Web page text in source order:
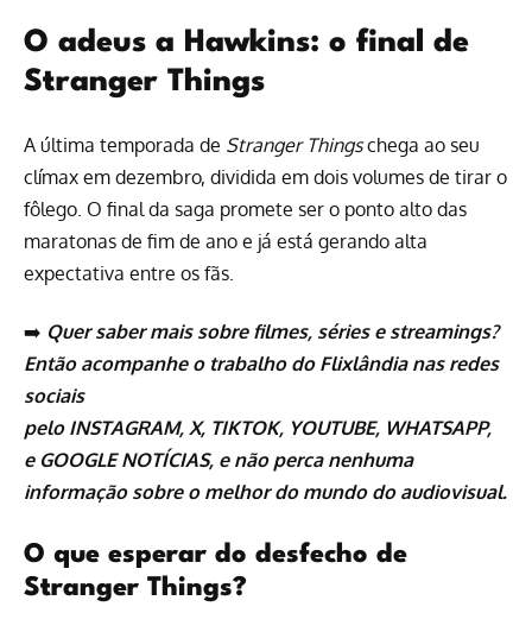
O adeus a Hawkins: o final de
Stranger Things
A última temporada de Stranger Thingschega ao seu
clímax em dezembro, dividida em dois volumes de tirar o
fôlego. O final da saga promete ser o ponto alto das
maratonas de fim de ano e já está gerando alta
expectativa entre os fãs.
➡️ Quer saber mais sobre filmes, sériese streamings?
Então acompanhe o trabalho do Flixlândianas redes
sociais
pelo INSTAGRAM, X, TIKTOK, YOUTUBE, WHATSAPP,
e GOOGLE NOTÍCIAS, e não perca nenhuma
informação sobre o melhor do mundo do audiovisual.
O que esperar do desfecho de
Stranger Things?